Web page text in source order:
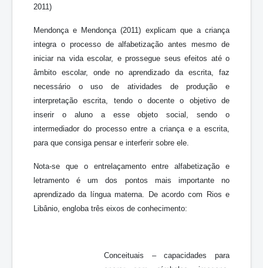
2011)
Mendonça e Mendonça (2011) explicam que a criança
integra o processo de alfabetização antes mesmo de
iniciar na vida escolar, e prossegue seus efeitos até o
âmbito escolar, onde no aprendizado da escrita, faz
necessário o uso de atividades de produção e
interpretação escrita, tendo o docente o objetivo de
inserir o aluno a esse objeto social, sendo o
intermediador do processo entre a criança e a escrita,
para que consiga pensar e interferir sobre ele.
Nota-se que o entrelaçamento entre alfabetização e
letramento é um dos pontos mais importante no
aprendizado da língua materna. De acordo com Rios e
Libânio, engloba três eixos de conhecimento:
Conceituais – capacidades para